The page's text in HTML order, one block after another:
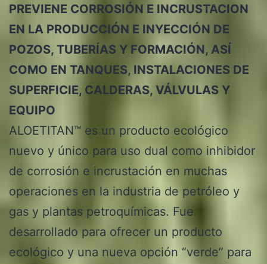
PREVIENE CORROSIÓN E INCRUSTACION
EN LA PRODUCCIÓN E INYECCIÓN DE
POZOS, TUBERÍAS Y FORMACIÓN, ASÍ
COMO EN TANQUES, INSTALACIONES DE
SUPERFICIE, CALDERAS, VÁLVULAS Y
EQUIPO
ALOETITAN™ es un producto ecológico
nuevo y único para uso dual como inhibidor
de corrosión e incrustación en muchas
operaciones en la industria de petróleo y
gas y plantas petroquímicas. Fue
desarrollado para ofrecer un producto
ecológico y una nueva opción “verde” para